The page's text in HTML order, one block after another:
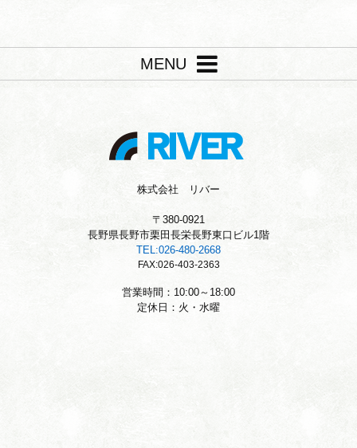
MENU
株式会社 リバー
〒380-0921
長野県長野市栗田長栄長野東口ビル1階
TEL:026-480-2668
FAX:026-403-2363
営業時間：10:00～18:00
定休日：火・水曜